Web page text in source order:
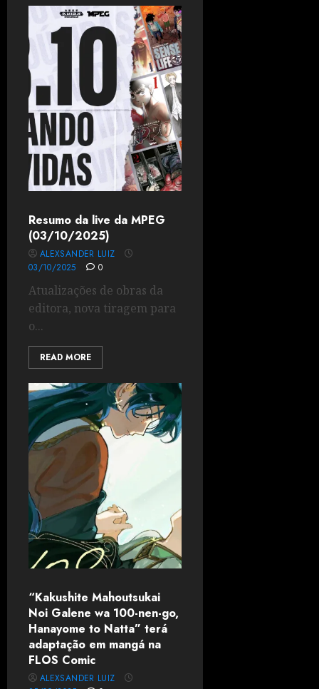
Resumo da live da MPEG
(03/10/2025)
ALEXSANDER LUIZ
03/10/2025
0
Atualizações de obras da
editora, nova tiragem para
o...
READ MORE
“Kakushite Mahoutsukai
Noi Galene wa 100-nen-go,
Hanayome to Natta” terá
adaptação em mangá na
FLOS Comic
ALEXSANDER LUIZ